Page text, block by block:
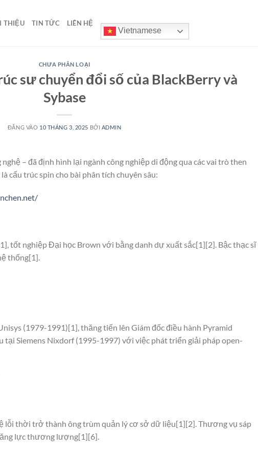
THIỆU TIN TỨC LIÊN HỆ
Vietnamese
CHƯA PHÂN LOẠI
sư chuyển đổi số của BlackBerry và
Sybase
ĐĂNG VÀO 10 THÁNG 3, 2025 BỞI ADMIN
– đã định hình lại ngành công nghiệp di động qua các vai trò then
cấu trúc spin cho bài phân tích chuyên sâu:
tốt nghiệp Đại học Brown với bằng danh dự xuất sắc[1][2]. Bậc thạc sĩ
thống[1].
(1979-1991)[1], thăng tiến lên Giám đốc điều hành Pyramid
tại Siemens Nixdorf (1995-1997) với việc phát triển giải pháp open-
lỗi thời trở thành ông trùm quản lý cơ sở dữ liệu[1][2]. Thương vụ sáp
lực thương lượng[1][6].